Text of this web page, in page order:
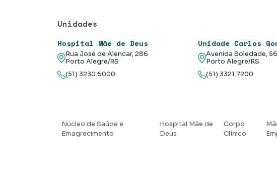
Unidades
Hospital Mãe de Deus
Rua José de Alencar, 286
Porto Alegre/RS
(51) 3230.6000
Unidade Carlos
Avenida Soledade,
Porto Alegre/RS
(51) 3321.7200
Núcleo de Saúde e
Emagrecimento
Hospital Mãe de
Deus
Corpo
Clínico